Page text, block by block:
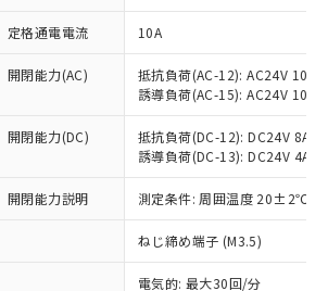
定格通電電流 10A
開閉能力(AC)
抵抗負荷(AC-12): AC24V 10A/
誘導負荷(AC-15): AC24V
開閉能力(DC)
抵抗負荷(DC-12): DC24V 8A/
誘導負荷(DC-13): DC24V 4A/
開閉能力説明 測定条件: 周囲温度 20±2℃、
ねじ締め端子 (M3.5)
電気的: 最大30回/分
条件
をお読みいただき、同意のうえ
さい。
ービスは、当社制御機器事業取扱
の当社在庫状況および標準価格
)を提供させていただくもので
制御機器事業取扱商品の中には、
EU RoHS指令（10物質）の非含
た製品に切り替える予定のある
し：EU RoHS指令（10物質）の
対応の商品で、対応品を出す予
せん。
中：EU RoHS指令（10物質）の
応状況を調査中または確認中の
ライセンス料など無形物で、有
と関係のない商品です。
事情により、非含有部品として
表
大均質材料含有率が中国RoHSの
であることを示します。
均質材料含有率が中国RoHSの